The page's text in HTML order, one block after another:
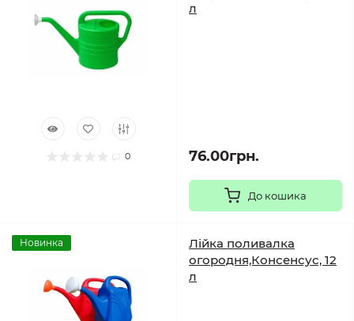
0
л
76.00грн.
До кошика
Новинка
Лійка поливалка
огородня,Консенсус, 12
л